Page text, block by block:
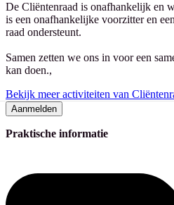
De Cliëntenraad is onafhankelijk en
is een onafhankelijke voorzitter en
raad ondersteunt.
Samen zetten we ons in voor een
kan doen.,
Bekijk meer activiteiten van
Aanmelden
Praktische informatie